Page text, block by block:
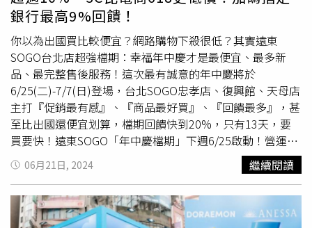
定妝噴霧NARS除了裸光肌萃粉底精華 、小白餅、裸光幻彩
蜜粉超好用之外，最近又推出超強的品項：裸光超持久亮顏
定妝噴霧，讓裸光底妝系列更加完整，這也是NARS的首支
水感定妝噴霧！上完妝後噴上它，能將底妝完美牢牢強化固
定，獨家隱形水感成膜技術，極細緻的水霧遇 到底妝後立
刻成膜定型，同時啟動雙向補水防禦機制，肌底補水、 肌
膚表層多層防護，非常建議搭配 小白餅定妝後續噴上噴
霧， 持妝效果會更加明顯！NARS裸光超持久亮顏定妝噴霧
90ml/1,300元。（圖／品牌提供） NARS 裸光肌萃粉底精
遠近馳名的名產，也趁這個機會表達了感謝之情。而團員在
最後也表示希望能夠在更近的地方將音樂傳達給台灣
BESTY，敬請期待接下來BE:FIRST的各種音樂活動。
銀行最高9%回饋！
你以為出國買比較便宜？網路購物下殺很低？其實遠東
SOGO台北店超強檔期：幸福年中慶才是最便宜、最多新
品、最完整售後服務！這次最有誠意的年中慶將於
6/25(二)-7/7(日)登場，台北SOGO忠孝店、復興館、天母店
主打『促銷最有感』、『商品最好買』、『回饋最多』，甚
至比出國還便宜划算，檔期回饋快到20%，只有13天，要
買要快！遠東SOGO「年中慶檔期」下週6/25啟動！營運團
隊 共同推薦回饋優惠。 （圖／品牌提供）最強回饋一次看
清楚，保證比市場上都低價，買到最便宜SOGO台北幸福年
中慶因應暑期迎來的旅遊潮，一次推出許多下殺折扣的繽紛
出遊服飾配件，最低祭出5折好康優惠，其中更攜手指定銀
行推出「快樂金喜刷」，全館包括化妝品、香氛、男女服
06月21日, 2024 繼續閱讀